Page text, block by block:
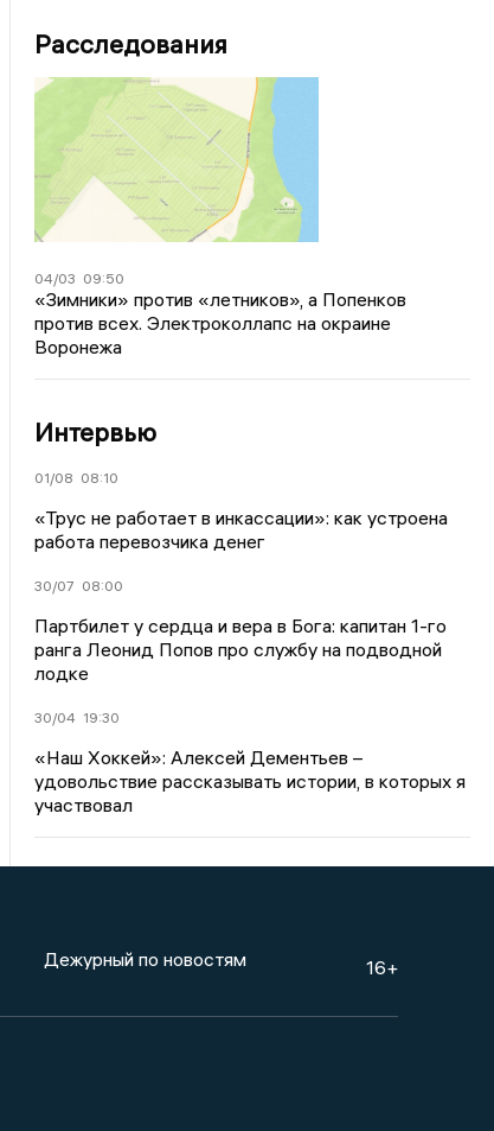
Расследования
04/03 09:50
«Зимники» против «летников», а Попенков
против всех. Электроколлапс на окраине
Воронежа
Интервью
01/08 08:10
«Трус не работает в инкассации»: как устроена
работа перевозчика денег
30/07 08:00
Партбилет у сердца и вера в Бога: капитан 1-го
ранга Леонид Попов про службу на подводной
лодке
30/04 19:30
«Наш Хоккей»: Алексей Дементьев –
удовольствие рассказывать истории, в которых я
участвовал
Дежурный по новостям 16+